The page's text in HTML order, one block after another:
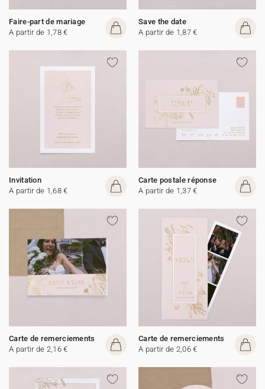
Faire-part de mariage
A partir de 1,78 €
Save the date
A partir de 1,87 €
Invitation
A partir de 1,68 €
Carte postale réponse
A partir de 1,37 €
Carte de remerciements
A partir de 2,16 €
Carte de remerciements
A partir de 2,06 €